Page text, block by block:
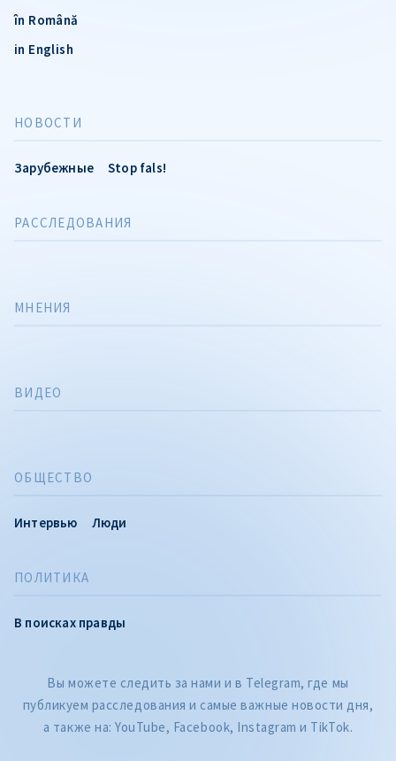
în Română
in English
НОВОСТИ
Зарубежные Stop fals!
ПОЛИТИКА
В поисках правды
РАССЛЕДОВАНИЯ
ОБЩЕСТВО
Интервью Люди
МНЕНИЯ
ВИДЕО
Вы можете следить за нами и в Telegram, где мы
публикуем расследования и самые важные новости дня,
а также на: YouTube, Facebook, Instagram и TikTok.